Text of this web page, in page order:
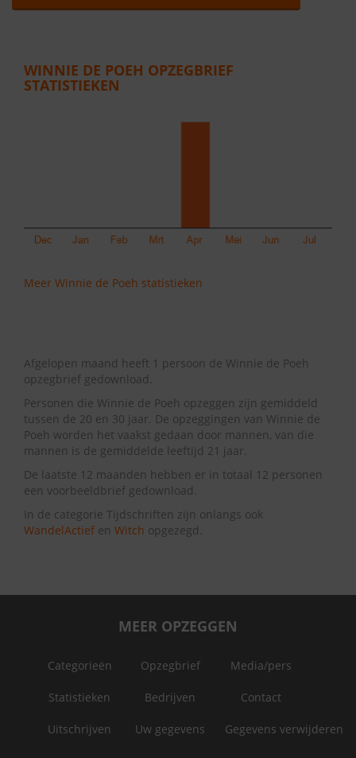
WINNIE DE POEH OPZEGBRIEF
STATISTIEKEN
Meer Winnie de Poeh statistieken
Afgelopen maand heeft 1 persoon de Winnie de Poeh
opzegbrief gedownload.
Personen die Winnie de Poeh opzeggen zijn gemiddeld
tussen de 20 en 30 jaar. De opzeggingen van Winnie de
Poeh worden het vaakst gedaan door mannen, van die
mannen is de gemiddelde leeftijd 21 jaar.
De laatste 12 maanden hebben er in totaal 12 personen
een voorbeeldbrief gedownload.
In de categorie Tijdschriften zijn onlangs ook
WandelActief en Witch opgezegd.
MEER OPZEGGEN
Categorieën Opzegbrief Media/pers
Statistieken Bedrijven Contact
Uitschrijven Uw gegevens Gegevens verwijderen